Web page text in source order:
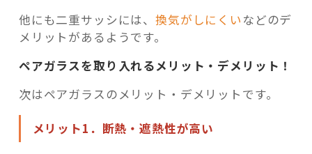
他にも二重サッシには、換気がしにくい などのデ
メリットがあるようです。
ペアガラスを取り入れるメリット・デメリット！
次はペアガラスのメリット・デメリットです。
メリット1．断熱・遮熱性が高い